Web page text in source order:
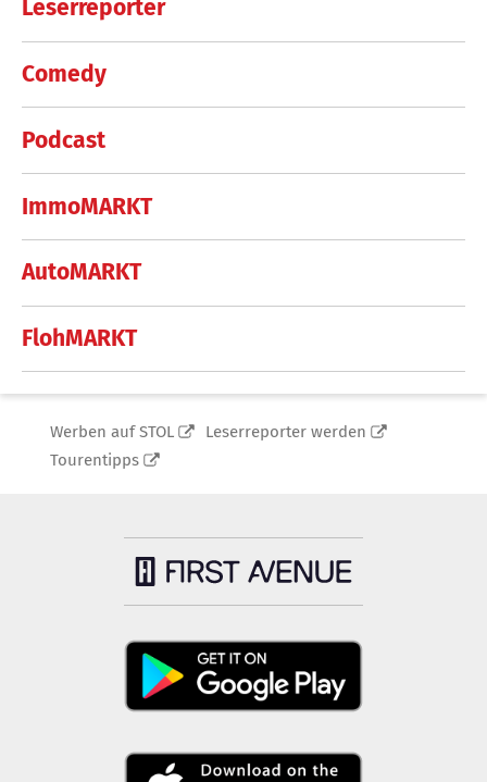
Leserreporter
Comedy
Podcast
ImmoMARKT
AutoMARKT
FlohMARKT
Werben auf STOL
Leserreporter werden
Tourentipps